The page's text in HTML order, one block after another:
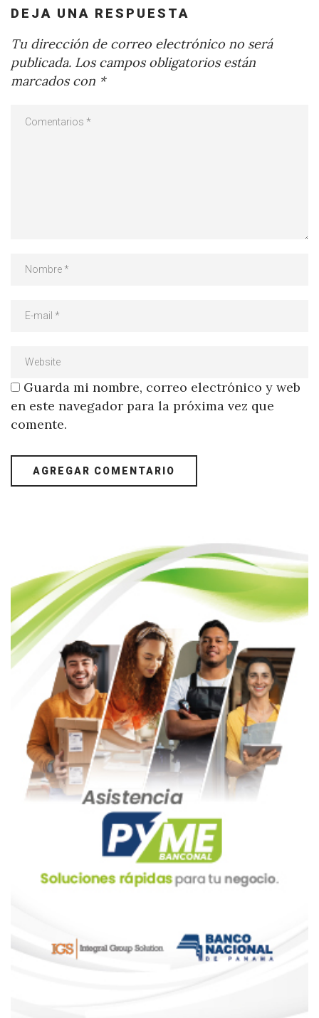
DEJA UNA RESPUESTA
Tu dirección de correo electrónico no será
publicada. Los campos obligatorios están
marcados con *
Guarda mi nombre, correo electrónico y web
en este navegador para la próxima vez que
comente.